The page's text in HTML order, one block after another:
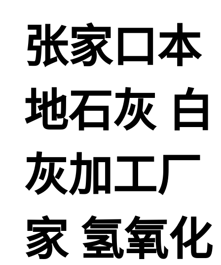
张家口本
地石灰 白
灰加工厂
家 氢氧化